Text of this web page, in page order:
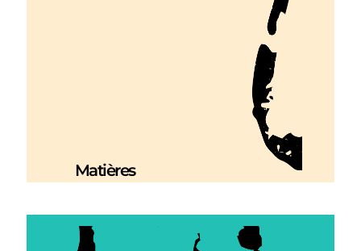
Matières